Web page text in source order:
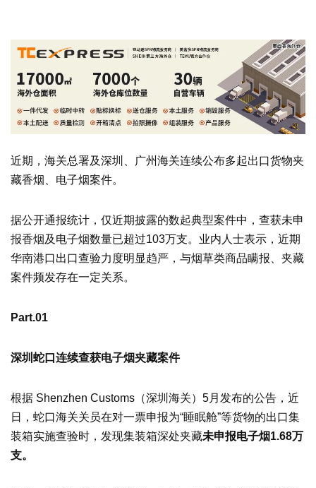
近期，海关总署及深圳、广州海关连续公布多起出口货物夹
藏香烟、电子烟案件。
据公开通报统计，仅近期披露的数起典型案件中，查获未申
报香烟及电子烟数量已超过103万支。业内人士表示，近期
华南港口出口查验力度明显趋严，与烟草类商品瞒报、夹藏
案件频发存在一定关系。
Part.01
深圳蛇口连续查获电子烟夹藏案件
根据 Shenzhen Customs（深圳海关）5月发布的公告，近
日，蛇口海关关员在对一票申报为“睡眠舱”等货物的出口集
装箱实施查验时，发现集装箱深处夹藏未申报电子烟1.68万
支。